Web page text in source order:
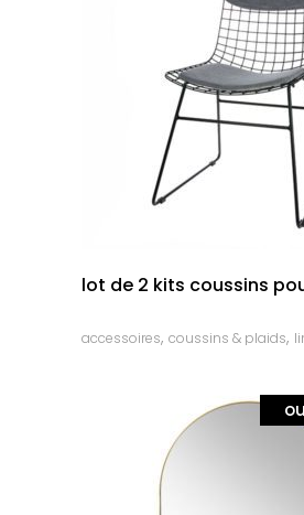
lot de 2 kits coussins
accessoires, coussins & plaids,